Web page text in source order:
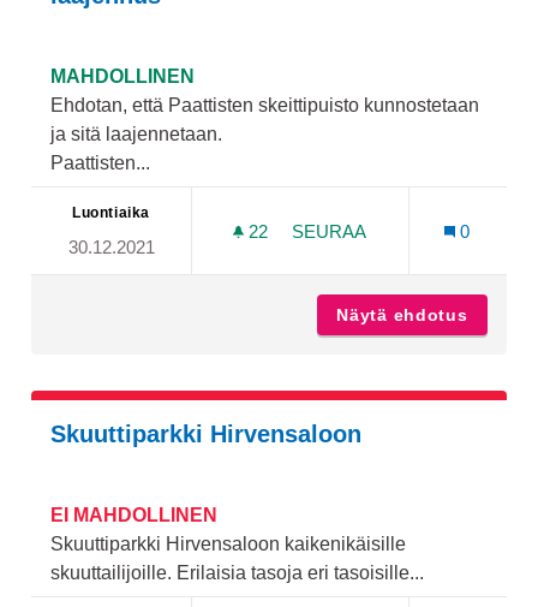
MAHDOLLINEN
Ehdotan, että Paattisten skeittipuisto kunnostetaan
ja sitä laajennetaan.
Paattisten...
Luontiaika
30.12.2021
22 22 SEURAAJAA
SEURAA
0
Näytä ehdotus
Skuuttiparkki Hirvensaloon
EI MAHDOLLINEN
Skuuttiparkki Hirvensaloon kaikenikäisille
skuuttailijoille. Erilaisia tasoja eri tasoisille...